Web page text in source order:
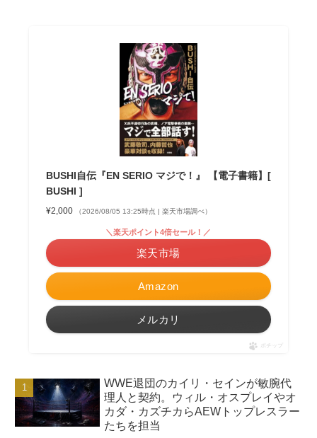
BUSHI自伝『EN SERIO マジで！』 【電子書籍】[
BUSHI ]
¥2,000 （2026/08/05 13:25時点 | 楽天市場調べ）
Amazon
＼楽天ポイント4倍セール！／
楽天市場
メルカリ
ポチップ
WWE退団のカイリ・セインが敏腕代
理人と契約。ウィル・オスプレイやオ
カダ・カズチカらAEWトップレスラー
たちを担当